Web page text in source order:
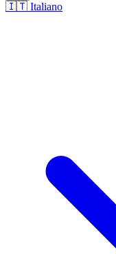
🇮🇹 Italiano